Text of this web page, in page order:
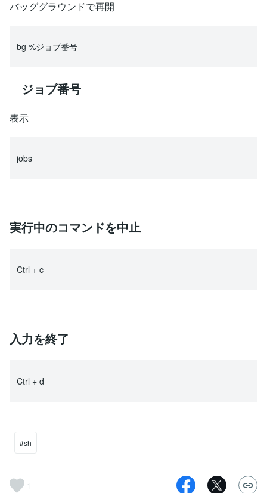
バッググラウンドで再開
bg %ジョブ番号
ジョブ番号
表示
jobs
実行中のコマンドを中止
Ctrl + c
入力を終了
Ctrl + d
#sh
1